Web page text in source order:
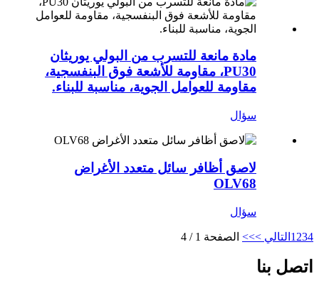
مادة مانعة للتسرب من البولي يوريثان
PU30، مقاومة للأشعة فوق البنفسجية،
مقاومة للعوامل الجوية، مناسبة للبناء.
سؤال
لاصق أظافر سائل متعدد الأغراض
OLV68
سؤال
1 234 التالي >>> الصفحة 1 / 4
اتصل بنا